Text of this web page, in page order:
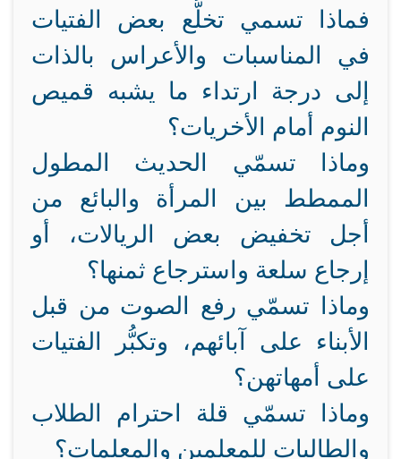
فماذا تسمي تخلُّع بعض الفتيات
في المناسبات والأعراس بالذات
إلى درجة ارتداء ما يشبه قميص
النوم أمام الأخريات؟
وماذا تسمّي الحديث المطول
الممطط بين المرأة والبائع من
أجل تخفيض بعض الريالات، أو
إرجاع سلعة واسترجاع ثمنها؟
وماذا تسمّي رفع الصوت من قبل
الأبناء على آبائهم، وتكبُّر الفتيات
على أمهاتهن؟
وماذا تسمّي قلة احترام الطلاب
والطالبات للمعلمين والمعلمات؟